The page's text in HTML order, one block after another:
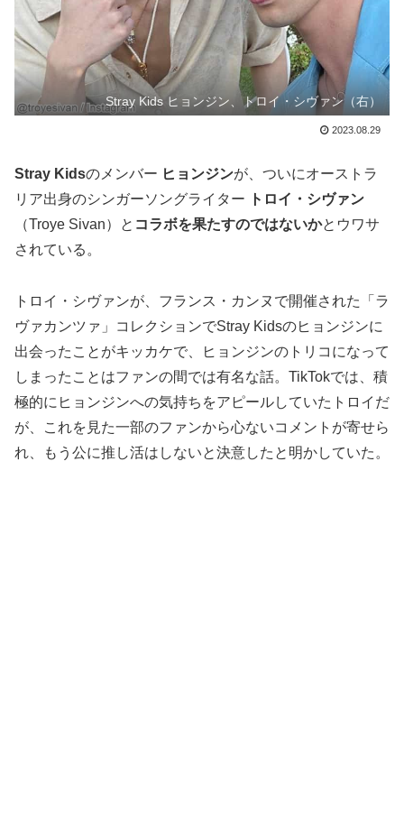
Stray Kids ヒョンジン、トロイ・シヴァン（右）
2023.08.29
Stray Kidsのメンバー ヒョンジンが、ついにオーストラ
リア出身のシンガーソングライター
トロイ・シヴァン
（Troye Sivan）と コラボを果たすのではないかとウワサ
されている。
トロイ・シヴァンが、フランス・カンヌで開催された「ラ
ヴァカンツァ」コレクションでStray Kidsのヒョンジンに
出会ったことがキッカケで、ヒョンジンのトリコになって
しまったことはファンの間では有名な話。TikTokでは、積
極的にヒョンジンへの気持ちをアピールしていたトロイだ
が、これを見た一部のファンから心ないコメントが寄せら
れ、もう公に推し活はしないと決意したと明かしていた。